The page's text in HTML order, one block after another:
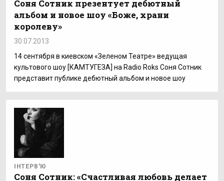
Соня Сотник презентует дебютный
альбом и новое шоу «Боже, храни
королеву»
30.07.2013
14 сентября в киевском «Зеленом Театре» ведущая
культового шоу [КАМТУГЕЗА] на Radio Roks Соня Сотник
представит публике дебютный альбом и новое шоу
ІНТЕРВ'Ю
Соня Сотник: «Счастливая любовь делает